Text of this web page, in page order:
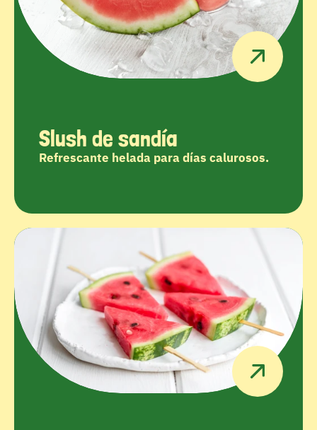
Slush de sandía
Refrescante helada para días calurosos.